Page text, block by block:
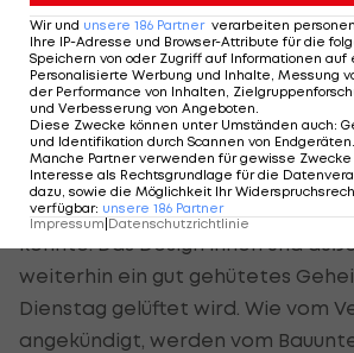
mindestens 20 Logen geplant
sollen, anders als bisher im
geschlossen sein, die vier
hoch. Das Flutlicht wird in das
integriert, somit sind keine
erforderlich. Zudem könnte das
wodurch man ebenerdig die
könnte. Das Design innen und
weiterhin ein gut gehütetes
Dienstag gelüftet wird. Wie vom
angekündigt, werden vom
Wir und unsere 186 Partner verarbeiten
Ihre IP-Adresse und Browser-Attribute für die
Speichern von oder Zugriff auf Informationen auf
Personalisierte Werbung und Inhalte, Messung
der Performance von Inhalten,
und Verbesserung von Angeboten.
Diese Zwecke können unter Umständen auch:
und Identifikation durch Scannen von Endgeräten.
Manche Partner verwenden für gewisse
Interesse als Rechtsgrundlage für die
dazu, sowie die Möglichkeit Ihr
verfügbar: unsere 186 Partner
Impressum Datenschutzrichtlinie